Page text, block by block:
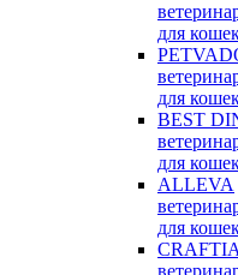
для
для
BEST
для
ALLEVA
для
CRAFTIA